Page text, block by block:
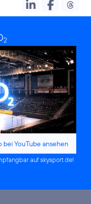
2
bei YouTube ansehen
aufskysport.de!